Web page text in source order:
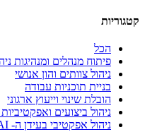
קטגוריות
הכל
פיתוח מנהלים ומנהיגות
ניהול צוותים והון אנושי
בניית תוכניות עבודה
הובלת שינוי וייעוץ ארגוני
ניהול ביצועים
ניהול אפקטיבי בעידן ה- AI